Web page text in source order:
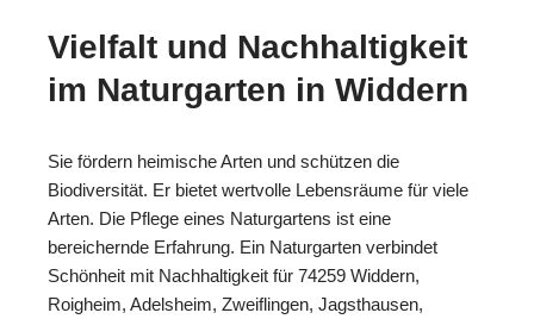
Vielfalt und Nachhaltigkeit
im Naturgarten in Widdern
Sie fördern heimische Arten und schützen die
Biodiversität. Er bietet wertvolle Lebensräume für viele
Arten. Die Pflege eines Naturgartens ist eine
bereichernde Erfahrung. Ein Naturgarten verbindet
Schönheit mit Nachhaltigkeit für 74259 Widdern,
Roigheim, Adelsheim, Zweiflingen, Jagsthausen,